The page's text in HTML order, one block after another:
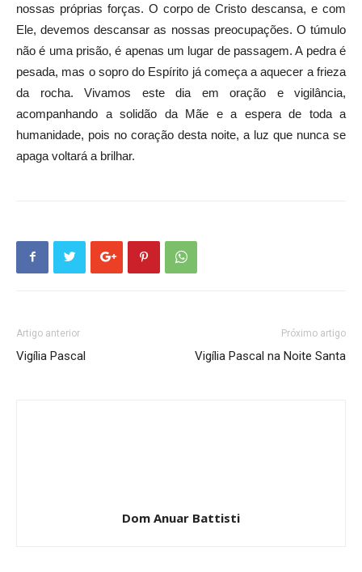
nossas próprias forças. O corpo de Cristo descansa, e com
Ele, devemos descansar as nossas preocupações. O túmulo
não é uma prisão, é apenas um lugar de passagem. A pedra é
pesada, mas o sopro do Espírito já começa a aquecer a frieza
da rocha. Vivamos este dia em oração e vigilância,
acompanhando a solidão da Mãe e a espera de toda a
humanidade, pois no coração desta noite, a luz que nunca se
apaga voltará a brilhar.
Artigo anterior
Vigília Pascal
Próximo artigo
Vigília Pascal na Noite Santa
Dom Anuar Battisti